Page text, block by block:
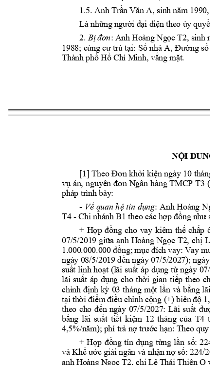
1.5. Anh Trần Văn A, sinh năm 1990,
Là những người đại diện theo ủy quyền
2. Bị đơn: Anh Hoàng Ngọc T2, sinh
1988; cùng cư trú tại: Số nhà A, Đường số
Thành phố Hồ Chí Minh, vắng mặt.
NỘI DUNG
[1] Theo Đơn khởi kiện ngày 10 tháng
vụ án, nguyên đơn Ngân hàng TMCP T3 (
pháp trình bày:
- Về quan hệ tín dụng: Anh Hoàng
T4 - Chi nhánh B1 theo các hợp đồng như
+ Hợp đồng cho vay kiêm thế chấp ô
07/5/2019 giữa anh Hoàng Ngọc T2, chị Lê
1.000.000.000 đồng; mục đích vay: Vay
ngày 08/5/2019 đến ngày 07/5/2027); ngày
suất linh hoạt (lãi suất áp dụng từ ngày 07/
lãi suất áp dụng cho thời gian tiếp theo cho
chỉnh định kỳ 03 tháng một lần và bằng lãi
tại thời điểm điều chỉnh cộng (+) biên độ
theo cho đến ngày 07/5/2027: Lãi suất được
bằng lãi suất tiết kiệm 12 tháng của T4 tạ
4,5%/năm); phí trả nợ trước hạn: Theo quy đị
+ Hợp đồng tín dụng từng lần số: 224
và Khế ước giải ngân và nhận nợ số: 224/
anh Hoàng Ngọc T2, chị Lê Thái Thiện Q và